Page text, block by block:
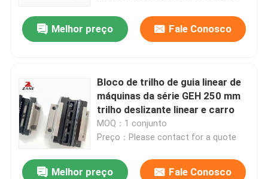
Melhor preço Fale Conosco
Bloco de trilho de guia linear de
máquinas da série GEH 250 mm
trilho deslizante linear e carro
MOQ：1 conjunto
Preço：Please contact for a quote
Melhor preço Fale Conosco